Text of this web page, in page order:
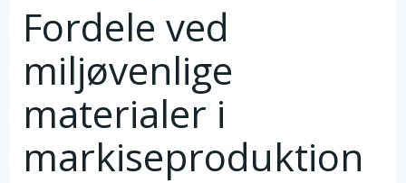
Fordele ved
miljøvenlige
materialer i
markiseproduktion